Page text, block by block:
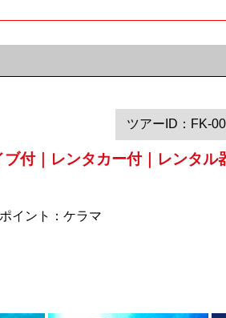
ツアーID：FK-
付｜レンタカー付｜レンタ
イント：ケラマ